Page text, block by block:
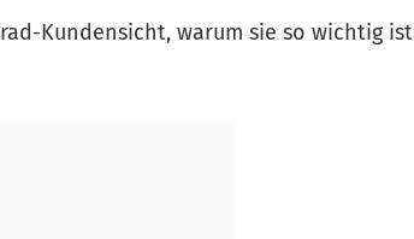
Kundensicht, warum sie so wichtig ist